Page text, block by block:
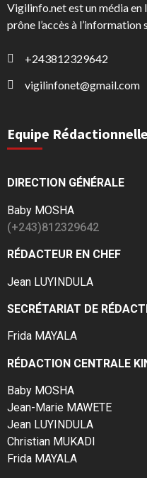
Vigilinfo.net est un média
prône l’accès à l’information
+243812329642
vigilinfonet@gmail.com
Equipe Rédactionnelle
DIRECTION GÉNÉRALE
Baby MOSHA
(+243)812329642
RÉDACTEUR EN CHEF
Jean LUYINDULA
SECRÉTARIAT DE
Frida MAYALA
RÉDACTION CENTRALE
Baby MOSHA
Jean-Marie MAWETE
Jean LUYINDULA
Christian MUKADI
Frida MAYALA